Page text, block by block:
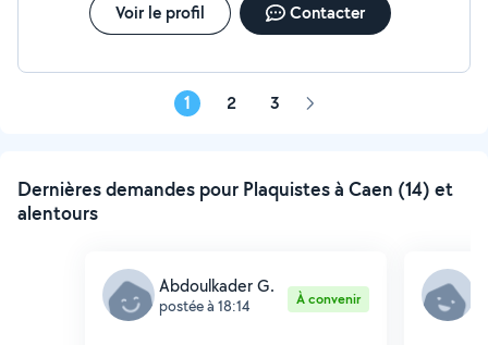
Voir le profil Contacter
1 2 3 Page
Dernières demandes pour Plaquistes à Caen (14) et
alentours
Abdoulkader G.
postée à 18:14 À convenir